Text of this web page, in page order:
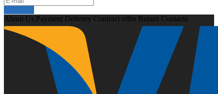
About Us Payment Delivery Contract offer Return Contacts